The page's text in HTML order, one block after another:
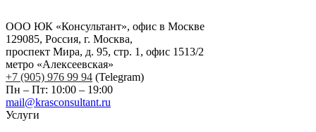
ООО ЮК «Консультант», офис в Москве
129085, Россия, г. Москва,
проспект Мира, д. 95, стр. 1, офис 1513/2
метро «Алексеевская»
+7 (905) 976 99 94 (Telegram)
Пн – Пт: 10:00 – 19:00
mail@krasconsultant.ru
Услуги